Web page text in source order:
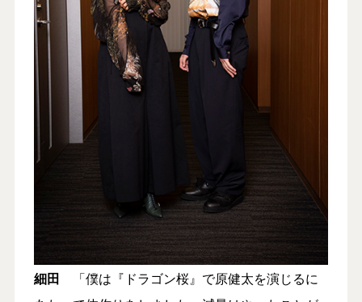
細田 「僕は『ドラゴン桜』で原健太を演じるに